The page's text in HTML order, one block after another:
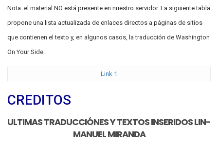
Nota: el material NO está presente en nuestro servidor. La siguiente tabla
propone una lista actualizada de enlaces directos a páginas de sitios
que contienen el texto y, en algunos casos, la traducción de Washington
On Your Side.
Link 1
CREDITOS
ULTIMAS TRADUCCIÓNES Y TEXTOS INSERIDOS LIN-
MANUEL MIRANDA